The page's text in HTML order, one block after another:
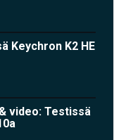
Keychron K2 HE
video: Testissä